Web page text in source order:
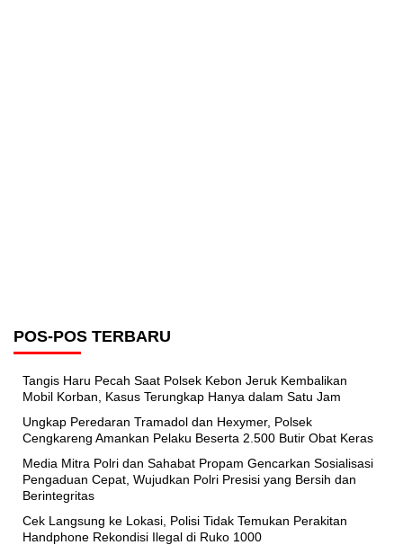
POS-POS TERBARU
Tangis Haru Pecah Saat Polsek Kebon Jeruk Kembalikan
Mobil Korban, Kasus Terungkap Hanya dalam Satu Jam
Ungkap Peredaran Tramadol dan Hexymer, Polsek
Cengkareng Amankan Pelaku Beserta 2.500 Butir Obat Keras
Media Mitra Polri dan Sahabat Propam Gencarkan Sosialisasi
Pengaduan Cepat, Wujudkan Polri Presisi yang Bersih dan
Berintegritas
Cek Langsung ke Lokasi, Polisi Tidak Temukan Perakitan
Handphone Rekondisi Ilegal di Ruko 1000